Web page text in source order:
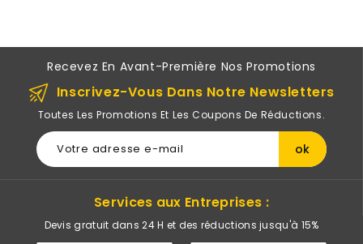
Recevez En Avant-Première Nos Promotions
Inscrivez-Vous Dans Notre Newsletters
Toutes Les Promotions Et Les Coupons De Réductions.
Services aux Entreprises :
Devis gratuit dans 24 H et des réductions jusqu'à 15%